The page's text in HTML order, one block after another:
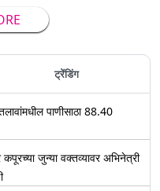
ट्रेंडिंग
पाणीसाठा 88.40
जुन्या वक्तव्यावर अभिनेत्री